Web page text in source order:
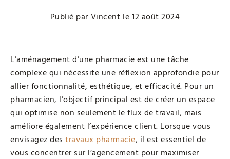
Publié par Vincent le 12 août 2024
L’aménagement d’une pharmacie est une tâche
complexe qui nécessite une réflexion approfondie pour
allier fonctionnalité, esthétique, et efficacité. Pour un
pharmacien, l’objectif principal est de créer un espace
qui optimise non seulement le flux de travail, mais
améliore également l’expérience client. Lorsque vous
envisagez des travaux pharmacie, il est essentiel de
vous concentrer sur l’agencement pour maximiser